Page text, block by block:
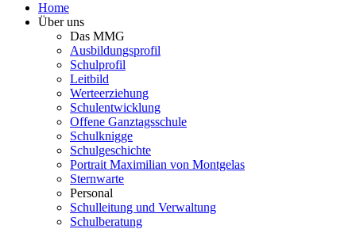
Home
Über uns
Das MMG
Ausbildungsprofil
Schulprofil
Leitbild
Werteerziehung
Schulentwicklung
Offene Ganztagsschule
Schulknigge
Schulgeschichte
Portrait Maximilian von Montgelas
Sternwarte
Personal
Schulleitung und Verwaltung
Schulberatung